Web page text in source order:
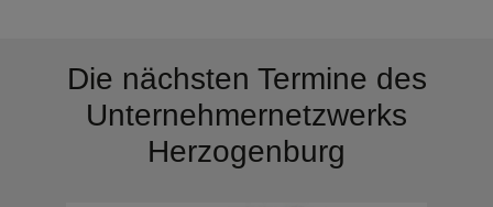
Die nächsten Termine des
Unternehmernetzwerks
Herzogenburg